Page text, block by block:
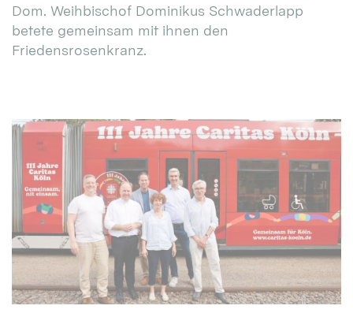
Dom. Weihbischof Dominikus Schwaderlapp
betete gemeinsam mit ihnen den
Friedensrosenkranz.